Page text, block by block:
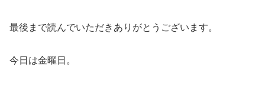
最後まで読んでいただきありがとうございます。
今日は金曜日。